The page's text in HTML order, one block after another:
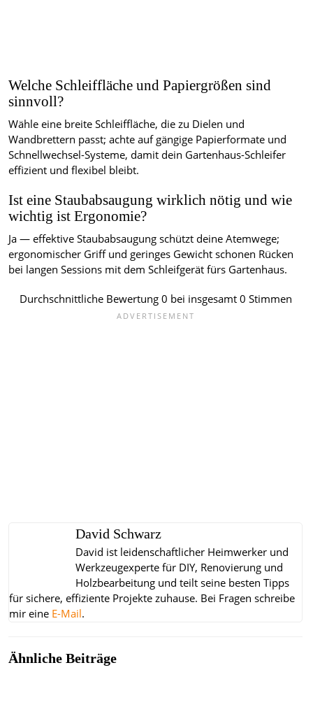
Welche Schleiffläche und Papiergrößen sind
sinnvoll?
Wähle eine breite Schleiffläche, die zu Dielen und
Wandbrettern passt; achte auf gängige Papierformate und
Schnellwechsel-Systeme, damit dein Gartenhaus-Schleifer
effizient und flexibel bleibt.
Ist eine Staubabsaugung wirklich nötig und wie
wichtig ist Ergonomie?
Ja — effektive Staubabsaugung schützt deine Atemwege;
ergonomischer Griff und geringes Gewicht schonen Rücken
bei langen Sessions mit dem Schleifgerät fürs Gartenhaus.
Durchschnittliche Bewertung0 bei insgesamt0 Stimmen
David Schwarz
David ist leidenschaftlicher Heimwerker und
Werkzeugexperte für DIY, Renovierung und
Holzbearbeitung und teilt seine besten Tipps
für sichere, effiziente Projekte zuhause. Bei Fragen schreibe
mir eine E-Mail.
Ähnliche Beiträge